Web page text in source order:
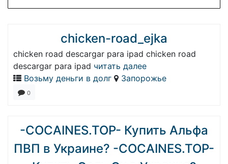
chicken-road_ejka
chicken road descargar para ipad chicken road
descargar para ipad читать далее
Возьму деньги в долг
Запорожье
0
-COCAINES.TOP- Купить Альфа
ПВП в Украине? -COCAINES.TOP-